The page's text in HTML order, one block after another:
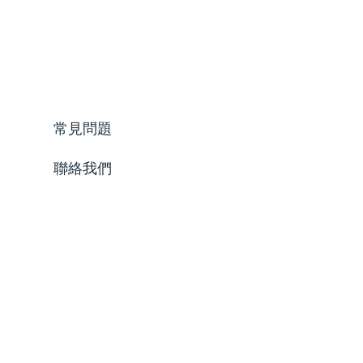
常見問題
聯絡我們